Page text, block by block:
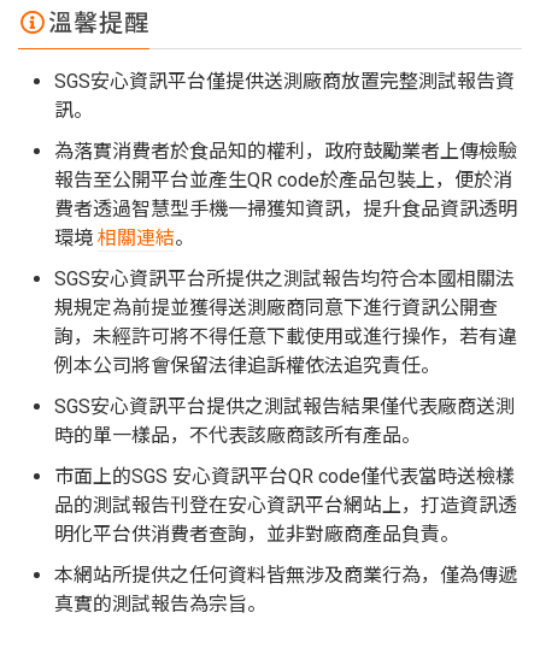
溫馨提醒
SGS安心資訊平台僅提供送測廠商放置完整測試報告資
訊。
為落實消費者於食品知的權利，政府鼓勵業者上傳檢驗
報告至公開平台並產生QR code於產品包裝上，便於消
費者透過智慧型手機一掃獲知資訊，提升食品資訊透明
環境 相關連結。
SGS安心資訊平台所提供之測試報告均符合本國相關法
規規定為前提並獲得送測廠商同意下進行資訊公開查
詢，未經許可將不得任意下載使用或進行操作，若有違
例本公司將會保留法律追訴權依法追究責任。
SGS安心資訊平台提供之測試報告結果僅代表廠商送測
時的單一樣品，不代表該廠商該所有產品。
市面上的SGS 安心資訊平台QR code僅代表當時送檢樣
品的測試報告刊登在安心資訊平台網站上，打造資訊透
明化平台供消費者查詢，並非對廠商產品負責。
本網站所提供之任何資料皆無涉及商業行為，僅為傳遞
真實的測試報告為宗旨。